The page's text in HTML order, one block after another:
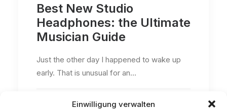
Einwilligung verwalten
Best New Studio
Headphones: the Ultimate
Musician Guide
Just the other day I happened to wake up
early. That is unusual for an…
by admin